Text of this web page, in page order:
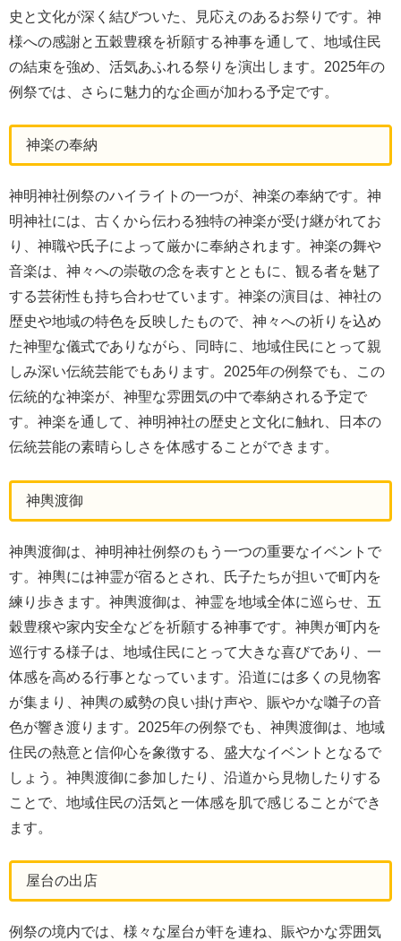
史と文化が深く結びついた、見応えのあるお祭りです。神
様への感謝と五穀豊穣を祈願する神事を通して、地域住民
の結束を強め、活気あふれる祭りを演出します。2025年の
例祭では、さらに魅力的な企画が加わる予定です。
神楽の奉納
神明神社例祭のハイライトの一つが、神楽の奉納です。神
明神社には、古くから伝わる独特の神楽が受け継がれてお
り、神職や氏子によって厳かに奉納されます。神楽の舞や
音楽は、神々への崇敬の念を表すとともに、観る者を魅了
する芸術性も持ち合わせています。神楽の演目は、神社の
歴史や地域の特色を反映したもので、神々への祈りを込め
た神聖な儀式でありながら、同時に、地域住民にとって親
しみ深い伝統芸能でもあります。2025年の例祭でも、この
伝統的な神楽が、神聖な雰囲気の中で奉納される予定で
す。神楽を通して、神明神社の歴史と文化に触れ、日本の
伝統芸能の素晴らしさを体感することができます。
神輿渡御
神輿渡御は、神明神社例祭のもう一つの重要なイベントで
す。神輿には神霊が宿るとされ、氏子たちが担いで町内を
練り歩きます。神輿渡御は、神霊を地域全体に巡らせ、五
穀豊穣や家内安全などを祈願する神事です。神輿が町内を
巡行する様子は、地域住民にとって大きな喜びであり、一
体感を高める行事となっています。沿道には多くの見物客
が集まり、神輿の威勢の良い掛け声や、賑やかな囃子の音
色が響き渡ります。2025年の例祭でも、神輿渡御は、地域
住民の熱意と信仰心を象徴する、盛大なイベントとなるで
しょう。神輿渡御に参加したり、沿道から見物したりする
ことで、地域住民の活気と一体感を肌で感じることができ
ます。
屋台の出店
例祭の境内では、様々な屋台が軒を連ね、賑やかな雰囲気